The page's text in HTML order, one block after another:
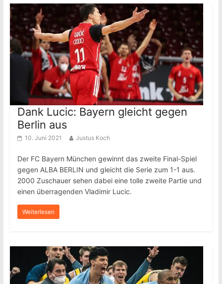
Dank Lucic: Bayern gleicht gegen
Berlin aus
10. Juni 2021 Justus Koch
Der FC Bayern München gewinnt das zweite Final-Spiel
gegen ALBA BERLIN und gleicht die Serie zum 1-1 aus.
2000 Zuschauer sehen dabei eine tolle zweite Partie und
einen überragenden Vladimir Lucic.
Weiterlesen